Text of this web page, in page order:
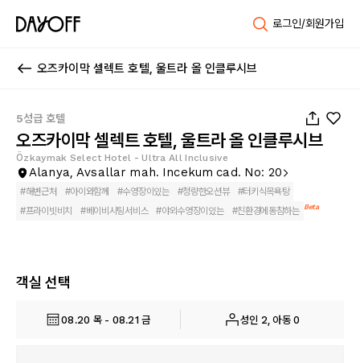
로그인/회원가입
오즈카이막 셀렉트 호텔, 울트라 올 인클루시브
5성급 호텔
오즈카이막 셀렉트 호텔, 울트라 올 인클루시브
Özkaymak Select Hotel - Ultra All Inclusive
Alanya, Avsallar mah. Incekum cad. No: 20
#해변근처 #아이와함께 #수영장이있는 #청량한오션뷰 #터키식목욕탕
#프라이빗비치 #베이비시팅서비스 #야외수영장이있는 #친환경에동참하는 Beta
객실 선택
08.20 목 - 08.21 금 성인 2, 아동 0